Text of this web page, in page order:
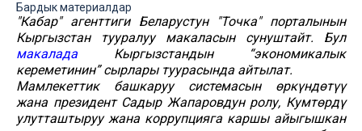
Бардык материалдар
"Кабар" агенттиги Беларустун "Точка" порталынын
Кыргызстан тууралуу макаласын сунуштайт. Бул
макалада Кыргызстандын “экономикалык
кереметинин” сырлары туурасында айтылат.
Мамлекеттик башкаруу системасын өркүндөтүү
жана президент Садыр Жапаровдун ролу, Кумтөрдү
улутташтыруу жана коррупцияга каршы айыгышкан